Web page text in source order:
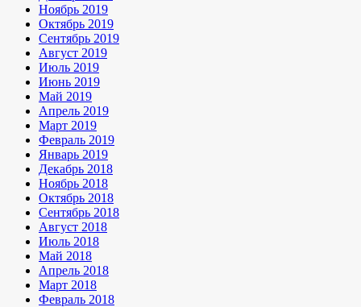
Ноябрь 2019
Октябрь 2019
Сентябрь 2019
Август 2019
Июль 2019
Июнь 2019
Май 2019
Апрель 2019
Март 2019
Февраль 2019
Январь 2019
Декабрь 2018
Ноябрь 2018
Октябрь 2018
Сентябрь 2018
Август 2018
Июль 2018
Май 2018
Апрель 2018
Март 2018
Февраль 2018